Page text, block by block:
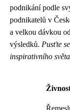
podnikání podle
podnikatelů v
a velkou dávkou
výsledků. Pusťte
inspirativního